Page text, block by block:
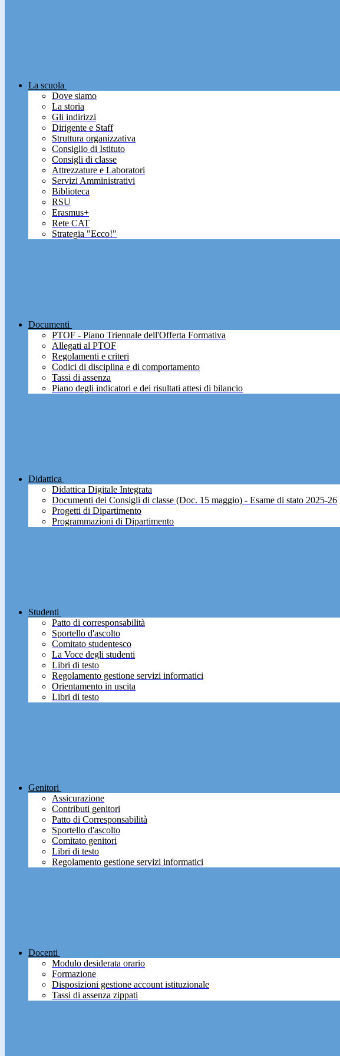
La scuola
Dove siamo
La storia
Gli indirizzi
Dirigente e Staff
Struttura organizzativa
Consiglio di Istituto
Consigli di classe
Attrezzature e Laboratori
Servizi Amministrativi
Biblioteca
RSU
Erasmus+
Rete CAT
Strategia "Ecco!"
Documenti
PTOF - Piano Triennale dell'Offerta Formativa
Allegati al PTOF
Regolamenti e criteri
Codici di disciplina e di comportamento
Tassi di assenza
Piano degli indicatori e dei risultati attesi di bilancio
Didattica
Didattica Digitale Integrata
Documenti dei Consigli di classe (Doc. 15 maggio) - Esame di stato 2025-26
Progetti di Dipartimento
Programmazioni di Dipartimento
Studenti
Patto di corresponsabilità
Sportello d'ascolto
Comitato studentesco
La Voce degli studenti
Libri di testo
Regolamento gestione servizi informatici
Orientamento in uscita
Libri di testo
Genitori
Assicurazione
Contributi genitori
Patto di Corresponsabilità
Sportello d'ascolto
Comitato genitori
Libri di testo
Regolamento gestione servizi informatici
Docenti
Modulo desiderata orario
Formazione
Disposizioni gestione account istituzionale
Tassi di assenza zippati